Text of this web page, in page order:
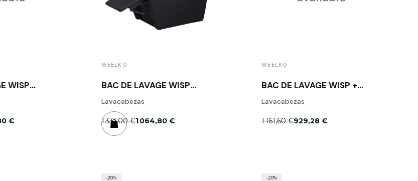
WISP
€
WEELKO
BAC DE LAVAGE WISP
Lavacabezas
1 331,00 €1 064,80 €
WEELKO
BAC DE LAVAGE WISP +
Lavacabezas
1 161,60 €929,28 €
-20% -20%